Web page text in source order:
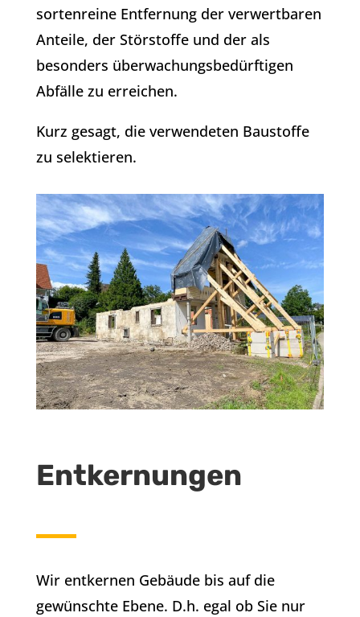
sortenreine Entfernung der verwertbaren
Anteile, der Störstoffe und der als
besonders überwachungsbedürftigen
Abfälle zu erreichen.
Kurz gesagt, die verwendeten Baustoffe
zu selektieren.
Entkernungen
Wir entkernen Gebäude bis auf die
gewünschte Ebene. D.h. egal ob Sie nur